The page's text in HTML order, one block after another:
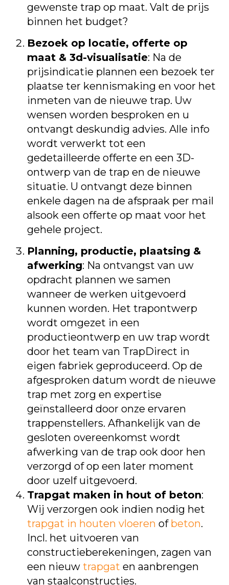
gewenste trap op maat. Valt de prijs
binnen het budget?
Bezoek op locatie, offerte op
maat & 3d-visualisatie: Na de
prijsindicatie plannen een bezoek ter
plaatse ter kennismaking en voor het
inmeten van de nieuwe trap. Uw
wensen worden besproken en u
ontvangt deskundig advies. Alle info
wordt verwerkt tot een
gedetailleerde offerte en een 3D-
ontwerp van de trap en de nieuwe
situatie. U ontvangt deze binnen
enkele dagen na de afspraak per mail
alsook een offerte op maat voor het
gehele project.
Planning, productie, plaatsing &
afwerking: Na ontvangst van uw
opdracht plannen we samen
wanneer de werken uitgevoerd
kunnen worden. Het trapontwerp
wordt omgezet in een
productieontwerp en uw trap wordt
door het team van TrapDirect in
eigen fabriek geproduceerd. Op de
afgesproken datum wordt de nieuwe
trap met zorg en expertise
geïnstalleerd door onze ervaren
trappenstellers. Afhankelijk van de
gesloten overeenkomst wordt
afwerking van de trap ook door hen
verzorgd of op een later moment
door uzelf uitgevoerd.
Trapgat maken in hout of beton:
Wij verzorgen ook indien nodig het
trapgat in houten vloeren of beton.
Incl. het uitvoeren van
constructieberekeningen, zagen van
een nieuw trapgat en aanbrengen
van staalconstructies.